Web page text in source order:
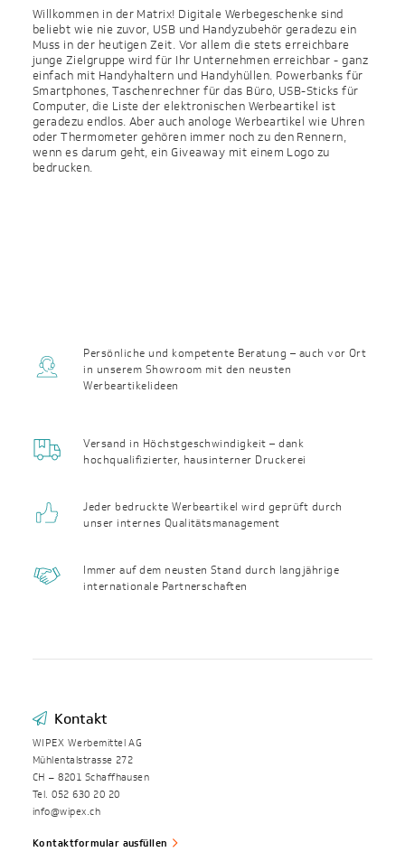
Willkommen in der Matrix! Digitale Werbegeschenke sind
beliebt wie nie zuvor, USB und Handyzubehör geradezu ein
Muss in der heutigen Zeit. Vor allem die stets erreichbare
junge Zielgruppe wird für Ihr Unternehmen erreichbar - ganz
einfach mit Handyhaltern und Handyhüllen. Powerbanks für
Smartphones, Taschenrechner für das Büro, USB-Sticks für
Computer, die Liste der elektronischen Werbeartikel ist
geradezu endlos. Aber auch anologe Werbeartikel wie Uhren
oder Thermometer gehören immer noch zu den Rennern,
wenn es darum geht, ein Giveaway mit einem Logo zu
bedrucken.
Persönliche und kompetente Beratung – auch vor Ort
in unserem Showroom mit den neusten
Werbeartikelideen
Versand in Höchst­geschwin­digkeit – dank
hochqualifizierter, haus­interner Druckerei
Jeder bedruckte Werbeartikel wird geprüft durch
unser internes Qualitäts­management
Immer auf dem neusten Stand durch langjährige
internationale Partnerschaften
Kontakt
WIPEX Werbemittel AG
Mühlentalstrasse 272
CH – 8201 Schaffhausen
Tel. 052 630 20 20
info@wipex.ch
Kontaktformular ausfüllen